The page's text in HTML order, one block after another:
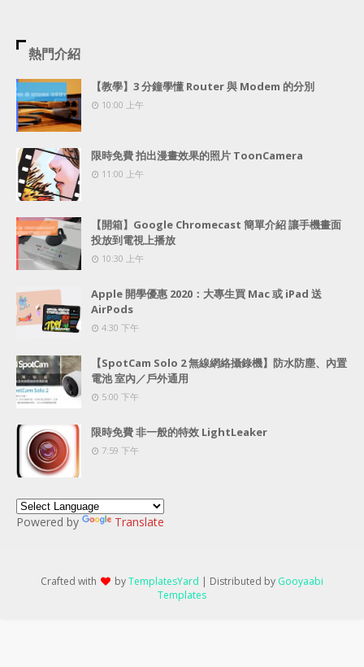
熱門介紹
【教學】3 分鐘學懂 Router 與 Modem 的分別
10:00 上午
限時免費 拍出漫畫效果的照片 ToonCamera
11:00 上午
【開箱】Google Chromecast 簡單介紹 讓手機畫面
投放到電視上播放
10:30 上午
Apple 開學優惠 2020：大專生買 Mac 或 iPad 送
AirPods
4:30 下午
【SpotCam Solo 2 無線網絡攝錄機】防水防塵、內置
電池 室內／戶外通用
5:00 下午
限時免費 非一般的特效 LightLeaker
7:59 下午
Powered by Translate
Crafted with byTemplatesYard | Distributed by Gooyaabi
Templates